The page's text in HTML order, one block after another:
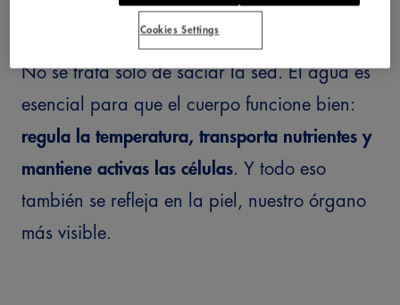
¿En qué nos ayuda el agua?
No se trata solo de saciar la sed. El agua es
esencial para que el cuerpo funcione bien:
regula la temperatura, transporta nutrientes y
mantiene activas las células. Y todo eso
también se refleja en la piel, nuestro órgano
más visible.
Cookies Settings